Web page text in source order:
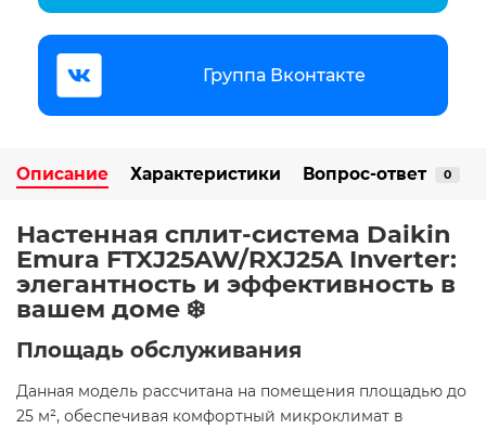
Группа Вконтакте
Описание Характеристики Вопрос-ответ 0
Настенная сплит-система Daikin
Emura FTXJ25AW/RXJ25A Inverter:
элегантность и эффективность в
вашем доме ❄️
Площадь обслуживания
Данная модель рассчитана на помещения площадью до
25 м², обеспечивая комфортный микроклимат в